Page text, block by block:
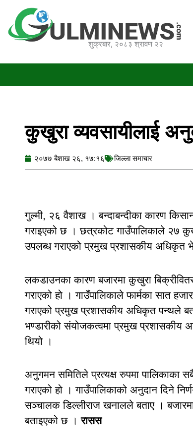
content
शुक्रबार, २०८३ श्रावण २२
कुखुरा व्यवसायीलाई
२०७७ बैशाख २६, १७:१६ जिल्ला समाचार
गुल्मी, २६ वैशाख । बन्दाबन्दीका कारण
गराइएको छ । छत्रकोट गाउँपालिकाले २७
उपलब्ध गराएको प्रमुख प्रशासकीय अधिकृत
लकडाउनका कारण बजारमा कुखुरा
गराएको हो । गाउँपालिकाले फार्मका सात
गराएको प्रमुख प्रशासकीय अधिकृत पन्थले
भण्डारीको संयोजकत्वमा प्रमुख
थियो ।
अनुगमन समितिले प्रत्यक्ष रुपमा पालिकाका
गराएको हो । गाउँपालिकाको अनुदान दिने
सञ्चालक डिल्लीराज खनालले बताए ।
बताइएको छ ।रासस